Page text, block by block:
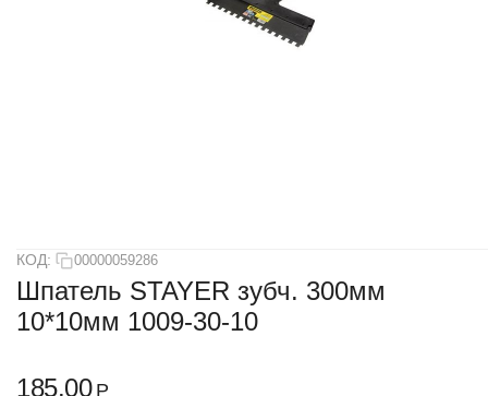
КОД: 00000059286
Шпатель STAYER зубч. 300мм
10*10мм 1009-30-10
185.00 Р